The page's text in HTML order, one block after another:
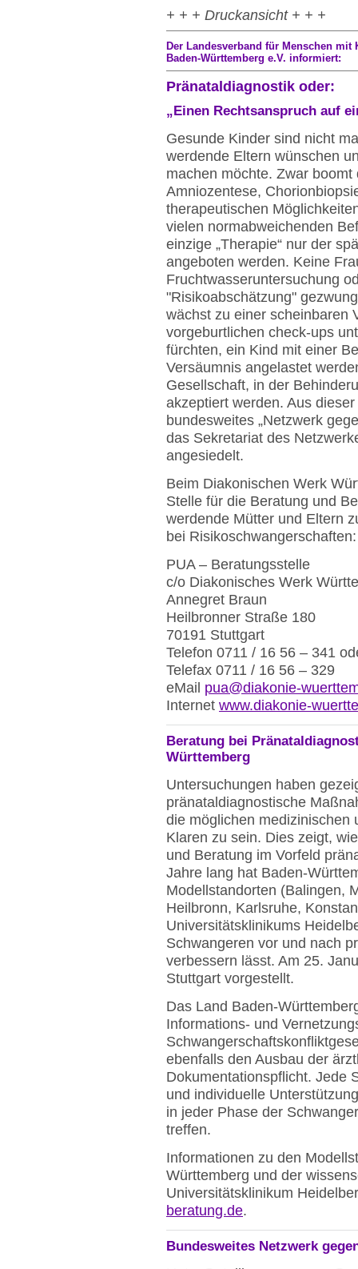
+ + + Druckansicht + + +
Der Landesverband für Menschen
Baden-Württemberg e.V. informiert:
Pränataldiagnostik oder:
„Einen Rechtsanspruch auf
Gesunde Kinder sind nicht
werdende Eltern wünschen
machen möchte. Zwar
Amniozentese,
therapeutischen
vielen normabweichenden
einzige „Therapie“ nur der
angeboten werden. Keine
Fruchtwasseruntersuchung
"Risikoabschätzung"
wächst zu einer scheinbaren
vorgeburtlichen check-ups
fürchten, ein Kind mit einer
Versäumnis angelastet
Gesellschaft, in der
akzeptiert werden. Aus
bundesweites „Netzwerk
das Sekretariat des
angesiedelt.
Beim Diakonischen Werk
Stelle für die Beratung und
werdende Mütter und Eltern
bei Risikoschwangerschaften:
PUA – Beratungsstelle
c/o Diakonisches Werk
Annegret Braun
Heilbronner Straße 180
70191 Stuttgart
Telefon 0711 / 16 56 – 341
Telefax 0711 / 16 56 – 329
eMail pua@diakonie-
Internet www.diakonie-
Beratung bei
Württemberg
Untersuchungen haben
pränataldiagnostische
die möglichen medizinischen
Klaren zu sein. Dies zeigt,
und Beratung im Vorfeld
Jahre lang hat Baden-
Modellstandorten (Balingen,
Heilbronn, Karlsruhe,
Universitätsklinikums
Schwangeren vor und nach
verbessern lässt. Am 25.
Stuttgart vorgestellt.
Das Land Baden-
Informations- und
ebenfalls den Ausbau der
Dokumentationspflicht. Jede
und individuelle
in jeder Phase der
treffen.
Informationen zu den
Württemberg und der
Universitätsklinikum
beratung.de.
Bundesweites Netzwerk